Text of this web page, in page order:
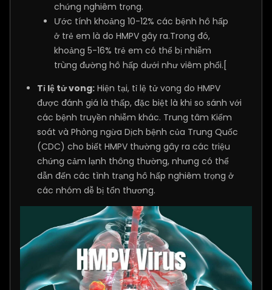
chứng nghiêm trọng.
Ước tính khoảng 10-12% các bệnh hô hấp
ở trẻ em là do HMPV gây ra.Trong đó,
khoảng 5-16% trẻ em có thể bị nhiễm
trùng đường hô hấp dưới như viêm phổi.[
Tỉ lệ tử vong: Hiện tại, tỉ lệ tử vong do HMPV
được đánh giá là thấp, đặc biệt là khi so sánh với
các bệnh truyền nhiễm khác. Trung tâm Kiểm
soát và Phòng ngừa Dịch bệnh của Trung Quốc
(CDC) cho biết HMPV thường gây ra các triệu
chứng cảm lạnh thông thường, nhưng có thể
dẫn đến các tình trạng hô hấp nghiêm trọng ở
các nhóm dễ bị tổn thương.